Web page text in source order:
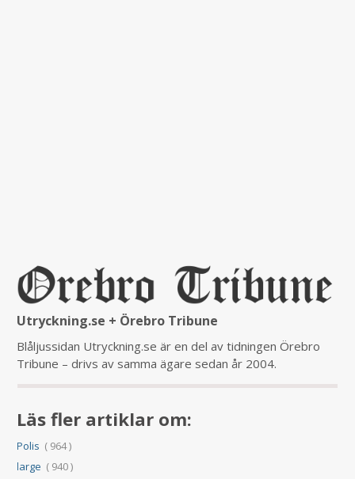
Utryckning.se + Örebro Tribune
Blåljussidan Utryckning.se är en del av tidningen Örebro
Tribune – drivs av samma ägare sedan år 2004.
Läs fler artiklar om:
Polis ( 964 )
large ( 940 )